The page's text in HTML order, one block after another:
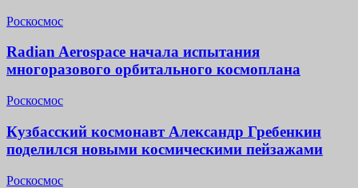
Роскосмос
Radian Aerospace начала испытания
многоразового орбитального космоплана
Роскосмос
Кузбасский космонавт Александр Гребенкин
поделился новыми космическими пейзажами
Роскосмос